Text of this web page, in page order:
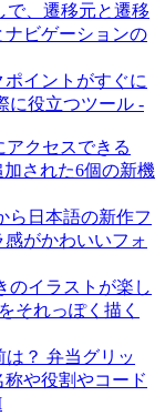
で、遷移元と遷移
ビゲーションの
イントがすぐに
に役立つツール -
アクセスできる
加された6個の新機
ら日本語の新作フ
がかわいいフォ
のイラストが楽し
それっぽく描く
？ 弁当グリッ
や役割やコード